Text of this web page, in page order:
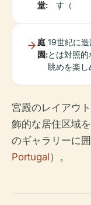
堂:
す（
庭
園:
19世紀に
とは対照
眺めを楽し
宮殿のレイアウ
飾的な居住区域
のギャラリーに
Portugal）。